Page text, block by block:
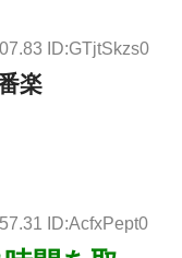
ID:GTjtSkzs0
楽
ID:AcfxPept0